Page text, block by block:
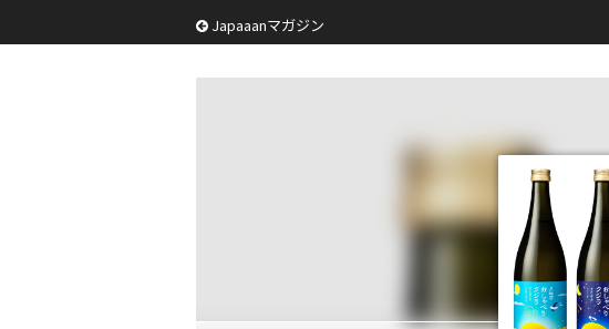
Japaaanマガジン